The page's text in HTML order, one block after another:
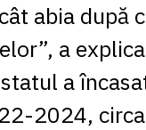
abia după
a
a
2024,